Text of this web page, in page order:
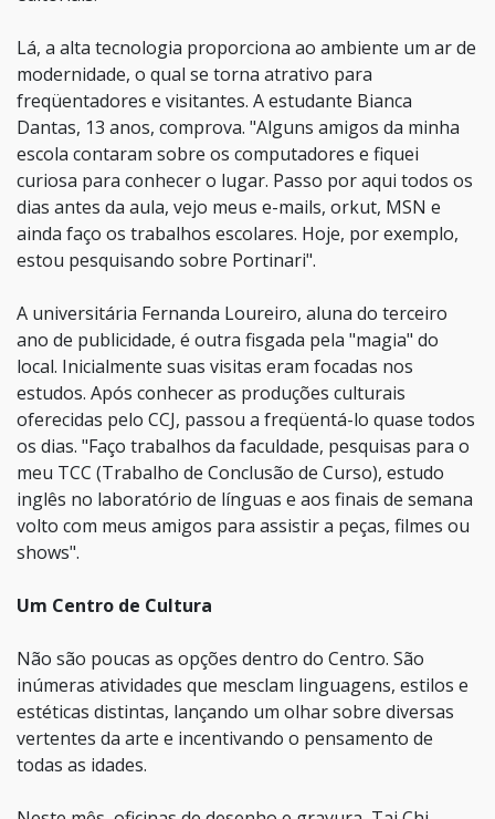
Lá, a alta tecnologia proporciona ao ambiente um ar de
modernidade, o qual se torna atrativo para
freqüentadores e visitantes. A estudante Bianca
Dantas, 13 anos, comprova. "Alguns amigos da minha
escola contaram sobre os computadores e fiquei
curiosa para conhecer o lugar. Passo por aqui todos os
dias antes da aula, vejo meus e-mails, orkut, MSN e
ainda faço os trabalhos escolares. Hoje, por exemplo,
estou pesquisando sobre Portinari".
A universitária Fernanda Loureiro, aluna do terceiro
ano de publicidade, é outra fisgada pela "magia" do
local. Inicialmente suas visitas eram focadas nos
estudos. Após conhecer as produções culturais
oferecidas pelo CCJ, passou a freqüentá-lo quase todos
os dias. "Faço trabalhos da faculdade, pesquisas para o
meu TCC (Trabalho de Conclusão de Curso), estudo
inglês no laboratório de línguas e aos finais de semana
volto com meus amigos para assistir a peças, filmes ou
shows".
Um Centro de Cultura
Não são poucas as opções dentro do Centro. São
inúmeras atividades que mesclam linguagens, estilos e
estéticas distintas, lançando um olhar sobre diversas
vertentes da arte e incentivando o pensamento de
todas as idades.